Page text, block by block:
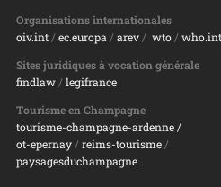
Organisations internationales
oiv.int/ ec.europa / arev/ wto/ who.int
Sites juridiques à vocation générale
findlaw/ legifrance
Tourisme en Champagne
tourisme-champagne-ardenne /
ot-epernay/ reims-tourisme/
paysagesduchampagne